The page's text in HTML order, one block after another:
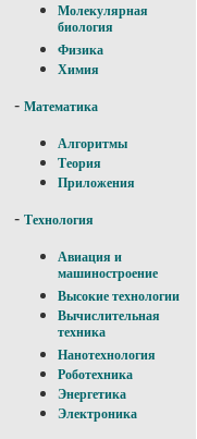
Молекулярная
биология
Физика
Химия
- Математика
Алгоритмы
Теория
Приложения
- Технология
Авиация и
машиностроение
Высокие технологии
Вычислительная
техника
Нанотехнология
Роботехника
Энергетика
Электроника